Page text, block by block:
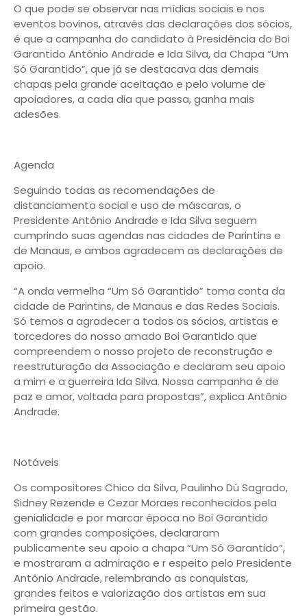
O que pode se observar nas mídias sociais e nos
eventos bovinos, através das declarações dos sócios,
é que a campanha do candidato à Presidência do Boi
Garantido Antônio Andrade e Ida Silva, da Chapa “Um
Só Garantido”, que já se destacava das demais
chapas pela grande aceitação e pelo volume de
apoiadores, a cada dia que passa, ganha mais
adesões.
Agenda
Seguindo todas as recomendações de
distanciamento social e uso de máscaras, o
Presidente Antônio Andrade e Ida Silva seguem
cumprindo suas agendas nas cidades de Parintins e
de Manaus, e ambos agradecem as declarações de
apoio.
“A onda vermelha “Um Só Garantido” toma conta da
cidade de Parintins, de Manaus e das Redes Sociais.
Só temos a agradecer a todos os sócios, artistas e
torcedores do nosso amado Boi Garantido que
compreendem o nosso projeto de reconstrução e
reestruturação da Associação e declaram seu apoio
a mim e a guerreira Ida Silva. Nossa campanha é de
paz e amor, voltada para propostas”, explica Antônio
Andrade.
Notáveis
Os compositores Chico da Silva, Paulinho Dú Sagrado,
Sidney Rezende e Cezar Moraes reconhecidos pela
genialidade e por marcar época no Boi Garantido
com grandes composições, declararam
publicamente seu apoio a chapa “Um Só Garantido”,
e mostraram a admiração e r espeito pelo Presidente
Antônio Andrade, relembrando as conquistas,
grandes feitos e valorização dos artistas em sua
primeira gestão.